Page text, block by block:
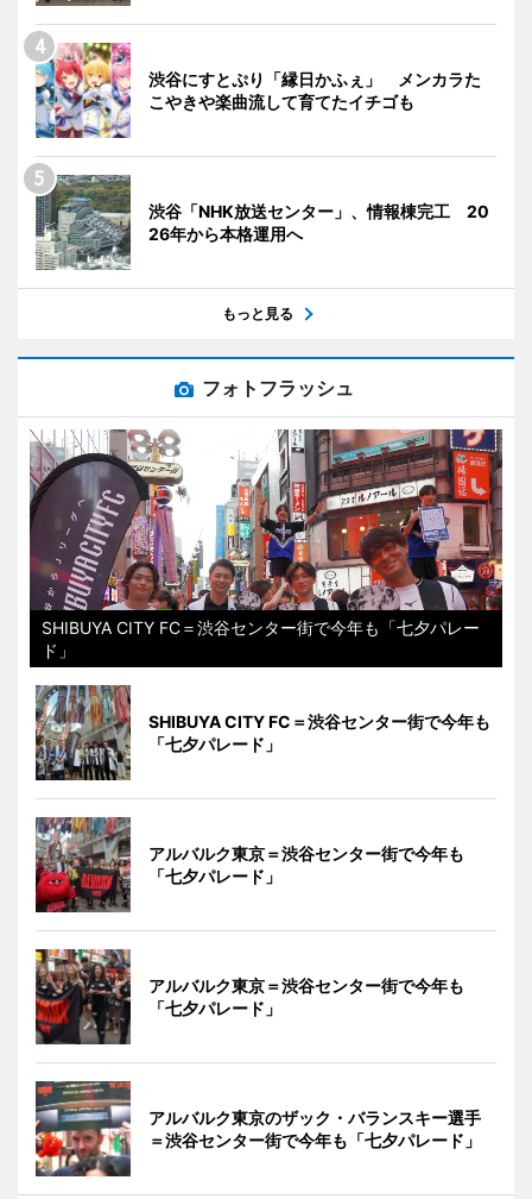
渋谷にすとぷり「縁日かふぇ」 メンカラた
こやきや楽曲流して育てたイチゴも
渋谷「NHK放送センター」、情報棟完工 20
26年から本格運用へ
もっと見る
フォトフラッシュ
SHIBUYA CITY FC＝渋谷センター街で今年も「七夕パレー
ド」
SHIBUYA CITY FC＝渋谷センター街で今年も
「七夕パレード」
アルバルク東京＝渋谷センター街で今年も
「七夕パレード」
アルバルク東京＝渋谷センター街で今年も
「七夕パレード」
アルバルク東京のザック・バランスキー選手
＝渋谷センター街で今年も「七夕パレード」